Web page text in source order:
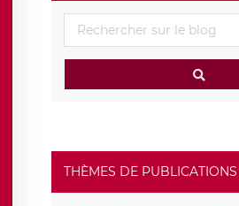
THÈMES DE PUBLICATIONS